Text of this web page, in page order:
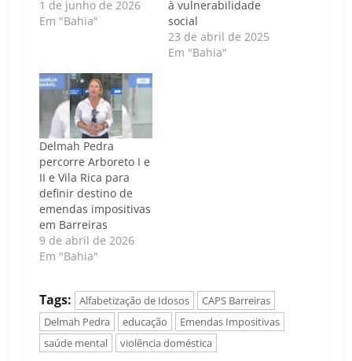
1 de junho de 2026
Em "Bahia"
à vulnerabilidade
social
23 de abril de 2025
Em "Bahia"
Delmah Pedra
percorre Arboreto I e
II e Vila Rica para
definir destino de
emendas impositivas
em Barreiras
9 de abril de 2026
Em "Bahia"
Tags: Alfabetização de Idosos
CAPS Barreiras
Delmah Pedra
educação
Emendas Impositivas
saúde mental
violência doméstica